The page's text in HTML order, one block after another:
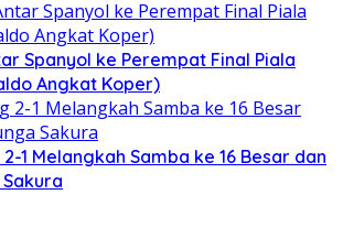
Spanyol ke Perempat Final Piala
Angkat Koper)
1 Melangkah Samba ke 16 Besar dan